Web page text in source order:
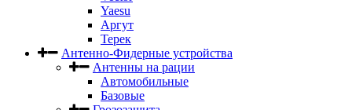
Yaesu
Аргут
Терек
Антенно-Фидерные устройства
Антенны на рации
Автомобильные
Базовые